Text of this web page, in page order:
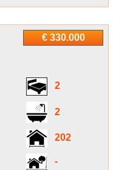
€ 330.000
2
2
202
-